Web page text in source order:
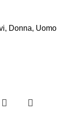
, Donna, Uomo